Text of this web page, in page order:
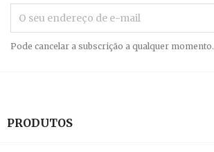
Pode cancelar a subscrição a qualquer momento.
PRODUTOS